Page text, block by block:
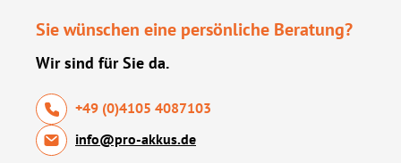
Sie wünschen eine persönliche Beratung?
Wir sind für Sie da.
+49 (0)4105 4087103
info@pro-akkus.de